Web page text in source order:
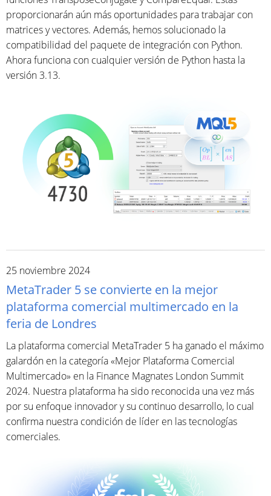
proporcionarán aún más oportunidades para trabajar con
matrices y vectores. Además, hemos solucionado la
compatibilidad del paquete de integración con Python.
Ahora funciona con cualquier versión de Python hasta la
versión 3.13.
25 noviembre 2024
MetaTrader 5 se convierte en la mejor
plataforma comercial multimercado en la
feria de Londres
La plataforma comercial MetaTrader 5 ha ganado el máximo
galardón en la categoría «Mejor Plataforma Comercial
Multimercado» en la Finance Magnates London Summit
2024. Nuestra plataforma ha sido reconocida una vez más
por su enfoque innovador y su continuo desarrollo, lo cual
confirma nuestra condición de líder en las tecnologías
comerciales.